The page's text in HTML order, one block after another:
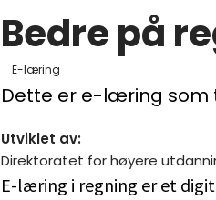
Bedre på
E-læring
Dette er e-læring som
Utviklet av:
Direktoratet for høyere
E-læring i regning er et